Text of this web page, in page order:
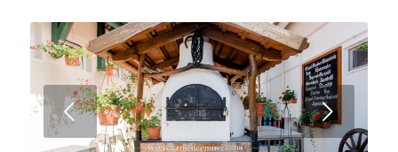
Следующий